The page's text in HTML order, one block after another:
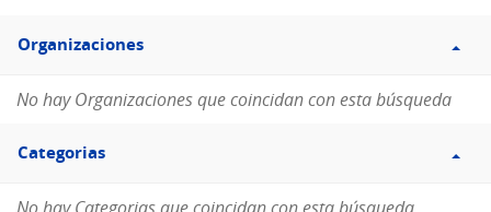
Filtro
Organizaciones
Organizaciones
No hay Organizaciones que coincidan con esta búsqueda
Filtro
Categorias
Categorias